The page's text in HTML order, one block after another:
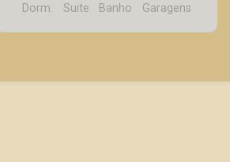
Dorm. Suite Banho Garagens